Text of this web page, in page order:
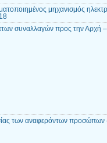
μηχανισμός
συναλλαγών προς την Αρχή
των αναφερόντων προσώπων